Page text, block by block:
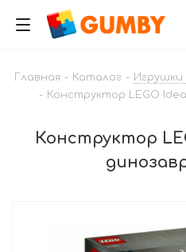
Главная - Каталог - Игрушки
- Конструктор LEGO
Конструктор